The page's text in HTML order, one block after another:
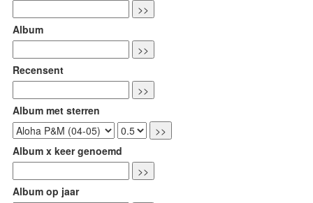
Album
Recensent
Album met sterren
Album x keer genoemd
Album op jaar